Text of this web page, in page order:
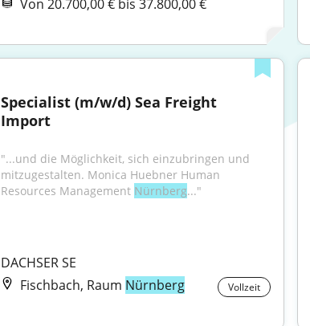
Von 20.700,00 € bis 37.800,00 €
Specialist (m/w/d) Sea Freight
Import
"...und die Möglichkeit, sich einzubringen und
mitzugestalten. Monica Huebner Human
Resources Management Nürnberg..."
DACHSER SE
Fischbach, Raum Nürnberg Vollzeit